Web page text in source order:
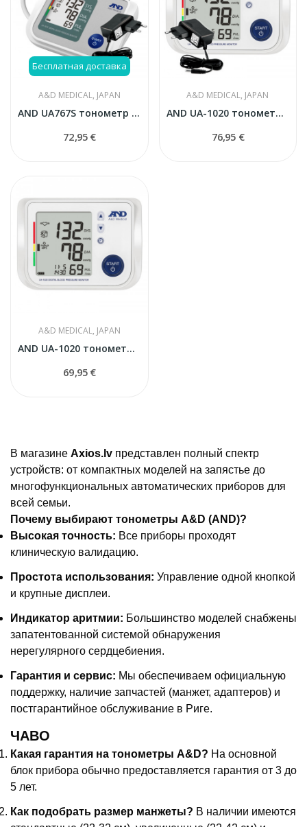
Бесплатная доставка
A&D MEDICAL, JAPAN
AND UA767S тонометр автоматический
72,95 €
A&D MEDICAL, JAPAN
AND UA-1020 тонометр автоматический с адаптером
76,95 €
A&D MEDICAL, JAPAN
AND UA-1020 тонометр автоматический
69,95 €
В магазине Axios.lv представлен полный спектр
устройств: от компактных моделей на запястье до
многофункциональных автоматических приборов для
всей семьи.
Почему выбирают тонометры A&D (AND)?
Высокая точность: Все приборы проходят
клиническую валидацию.
Простота использования: Управление одной кнопкой
и крупные дисплеи.
Индикатор аритмии: Большинство моделей снабжены
запатентованной системой обнаружения
нерегулярного сердцебиения.
Гарантия и сервис: Мы обеспечиваем официальную
поддержку, наличие запчастей (манжет, адаптеров) и
постгарантийное обслуживание в Риге.
ЧАВО
Какая гарантия на тонометры A&D? На основной
блок прибора обычно предоставляется гарантия от 3 до
5 лет.
Как подобрать размер манжеты? В наличии имеются